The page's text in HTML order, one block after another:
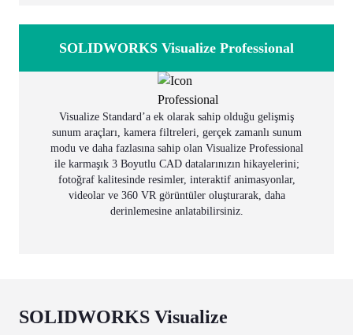
SOLIDWORKS Visualize Professional
Visualize Standard’a ek olarak sahip olduğu gelişmiş
sunum araçları, kamera filtreleri, gerçek zamanlı sunum
modu ve daha fazlasına sahip olan Visualize Professional
ile karmaşık 3 Boyutlu CAD datalarınızın hikayelerini;
fotoğraf kalitesinde resimler, interaktif animasyonlar,
videolar ve 360 VR görüntüler oluşturarak, daha
derinlemesine anlatabilirsiniz.
SOLIDWORKS Visualize